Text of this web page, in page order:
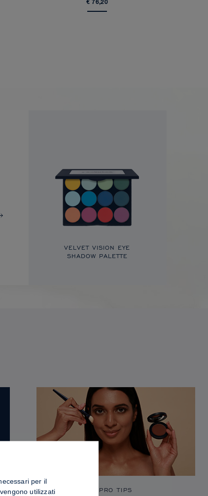
€ 76,20
VELVET VISION EYE
SHADOW PALETTE
PRO TIPS
per il
utilizzati